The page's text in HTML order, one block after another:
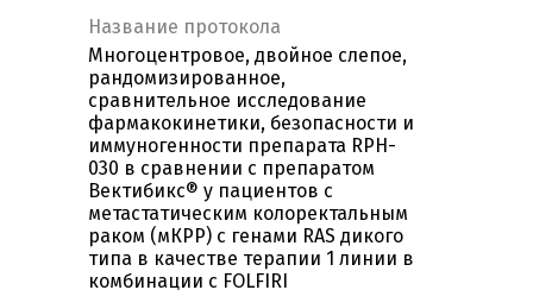
Название протокола
Многоцентровое, двойное слепое,
рандомизированное,
сравнительное исследование
фармакокинетики, безопасности и
иммуногенности препарата RPH-
030 в сравнении с препаратом
Вектибикс® у пациентов с
метастатическим колоректальным
раком (мКРР) с генами RAS дикого
типа в качестве терапии 1 линии в
комбинации с FOLFIRI